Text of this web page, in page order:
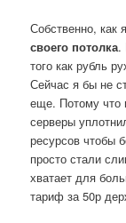
Собственно,
своего потолка.
того как рубль
Сейчас я бы не
еще. Потому что
серверы
ресурсов чтобы
просто стали
хватает для
тариф за 50р